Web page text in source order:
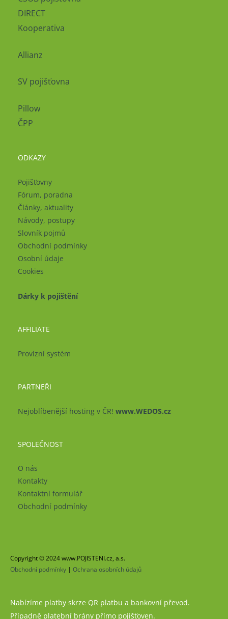
DIRECT
Kooperativa
Allianz
SV pojišťovna
Pillow
ČPP
ODKAZY
Pojišťovny
Fórum, poradna
Články, aktuality
Návody, postupy
Slovník pojmů
Obchodní podmínky
Osobní údaje
Cookies
Dárky k pojištění
AFFILIATE
Provizní systém
PARTNEŘI
Nejoblíbenější hosting v ČR! www.WEDOS.cz
SPOLEČNOST
O nás
Kontakty
Kontaktní formulář
Obchodní podmínky
Copyright © 2024 www.POJISTENI.cz, a.s.
Obchodní podmínky | Ochrana osobních údajů
Nabízíme platby skrze QR platbu a bankovní převod.
Případně platební brány přímo pojišťoven.